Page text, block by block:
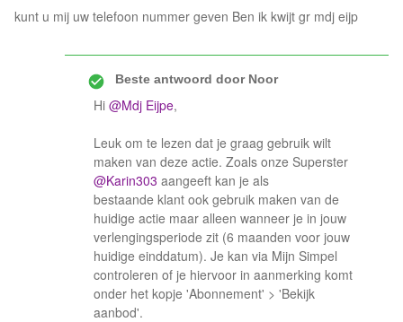
kunt u mij uw telefoon nummer geven Ben ik kwijt gr mdj eijp
Beste antwoord doorNoor
Hi @Mdj Eijpe,
Leuk om te lezen dat je graag gebruik wilt
maken van deze actie. Zoals onze Superster
@Karin303 aangeeft kan je als
bestaande klant ook gebruik maken van de
huidige actie maar alleen wanneer je in jouw
verlengingsperiode zit (6 maanden voor jouw
huidige einddatum). Je kan via Mijn Simpel
controleren of je hiervoor in aanmerking komt
onder het kopje 'Abonnement' > 'Bekijk
aanbod'.